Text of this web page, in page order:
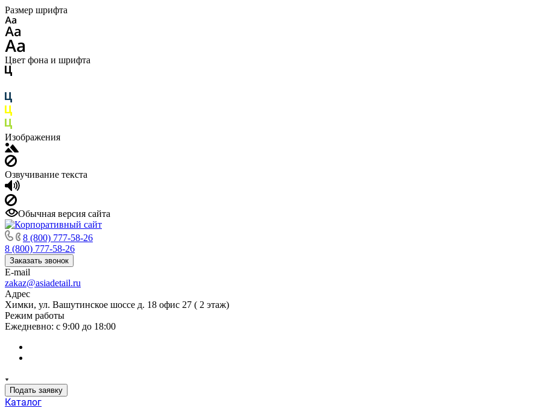
Размер шрифта
Цвет фона и шрифта
Изображения
Озвучивание текста
Обычная версия сайта
8 (800) 777-58-26
8 (800) 777-58-26
Заказать звонок
E-mail
zakaz@asiadetail.ru
Адрес
Химки, ул. Вашутинское шоссе д. 18 офис 27 ( 2 этаж)
Режим работы
Ежедневно: с 9:00 до 18:00
Подать заявку
Каталог